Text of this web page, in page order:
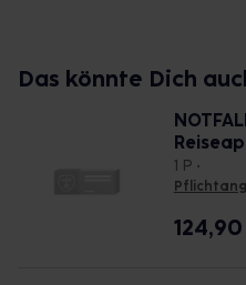
Das könnte Dich
1 P •
124,90